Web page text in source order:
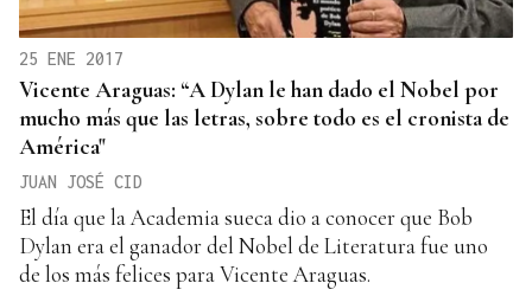
25 ENE 2017
Vicente Araguas: “A Dylan le han dado el Nobel por
mucho más que las letras, sobre todo es el cronista de
América"
JUAN JOSÉ CID
El día que la Academia sueca dio a conocer que Bob
Dylan era el ganador del Nobel de Literatura fue uno
de los más felices para Vicente Araguas.